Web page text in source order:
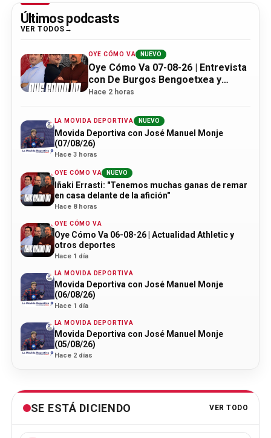
Últimos podcasts
VER TODOS
OYE CÓMO VA NUEVO
Oye Cómo Va 07-08-26 | Entrevista
con De Burgos Bengoetxea y
actualidad Athletic
Hace 2 horas
LA MOVIDA DEPORTIVA NUEVO
Movida Deportiva con José Manuel Monje
(07/08/26)
Hace 3 horas
OYE CÓMO VA NUEVO
Iñaki Errasti: "Tenemos muchas ganas de remar
en casa delante de la afición"
Hace 8 horas
OYE CÓMO VA
Oye Cómo Va 06-08-26 | Actualidad Athletic y
otros deportes
Hace 1 día
LA MOVIDA DEPORTIVA
Movida Deportiva con José Manuel Monje
(06/08/26)
Hace 1 día
LA MOVIDA DEPORTIVA
Movida Deportiva con José Manuel Monje
(05/08/26)
Hace 2 días
SE ESTÁ DICIENDO VER TODO